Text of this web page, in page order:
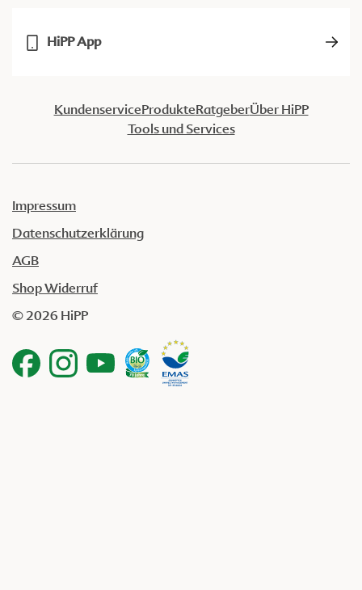
HiPP App
KundenserviceProdukteRatgeberÜber HiPP
Tools und Services
Impressum
Datenschutzerklärung
AGB
Shop Widerruf
© 2026 HiPP